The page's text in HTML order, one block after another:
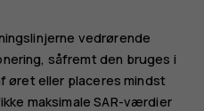
vedrørende
såfremt den bruges i
øret eller placeres mindst
maksimale SAR-værdier